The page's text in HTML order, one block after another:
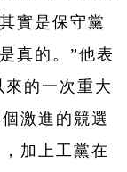
實是保守黨
真的。”他表
的一次重大
激進的競選
加上工黨在